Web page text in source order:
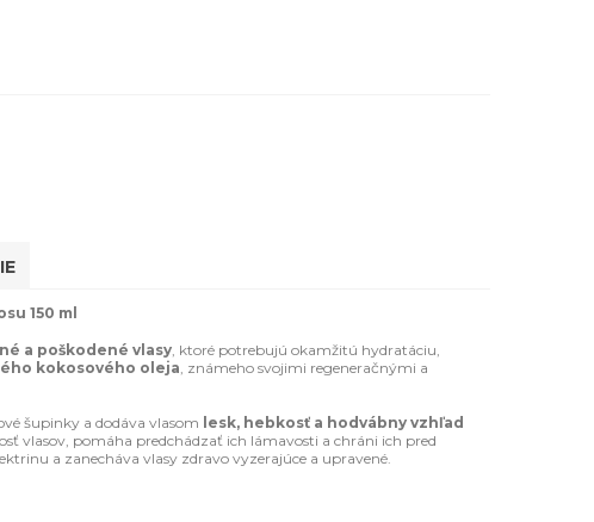
150 ml
a poškodené vlasy, ktoré potrebujú okamžitú hydratáciu,
kokosového oleja , známeho svojimi regeneračnými a
šupinky a dodáva vlasom lesk, hebkosť a hodvábny vzhľad
vlasov, pomáha predchádzať ich lámavosti a chráni ich pred
a zanecháva vlasy zdravo vyzerajúce a upravené.